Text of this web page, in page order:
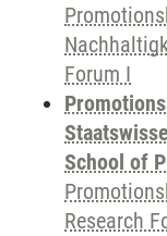
Forum I
School of
Research